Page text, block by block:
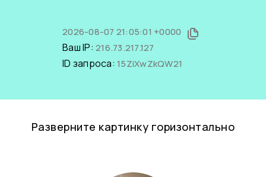
2026-08-07 21:05:01 +0000
Ваш IP: 216.73.217.127
ID запроса: 15ZiXwZkQW21
Разверните картинку горизонтально